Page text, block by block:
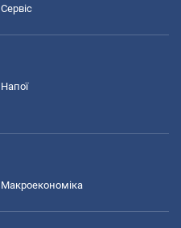
Сервіс
Напої
Макроекономіка